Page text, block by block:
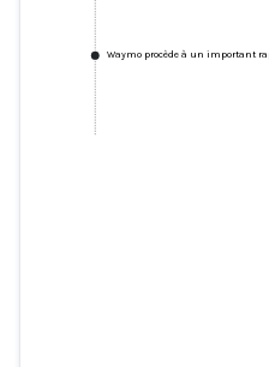
Waymo procède à un important